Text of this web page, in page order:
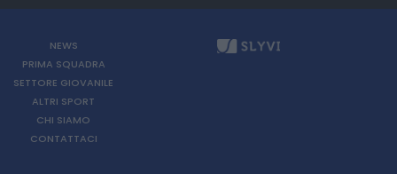
NEWS
PRIMA SQUADRA
SETTORE GIOVANILE
ALTRI SPORT
CHI SIAMO
CONTATTACI